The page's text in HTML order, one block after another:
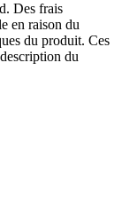
Des frais
en raison du
du produit. Ces
du